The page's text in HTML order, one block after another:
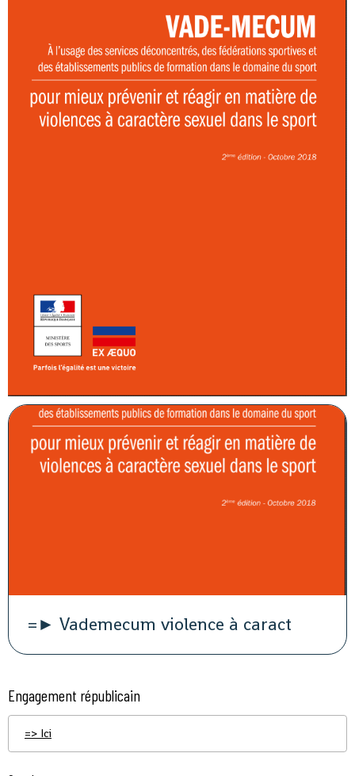
=► Vademecum violence à caract
Engagement républicain
=> Ici